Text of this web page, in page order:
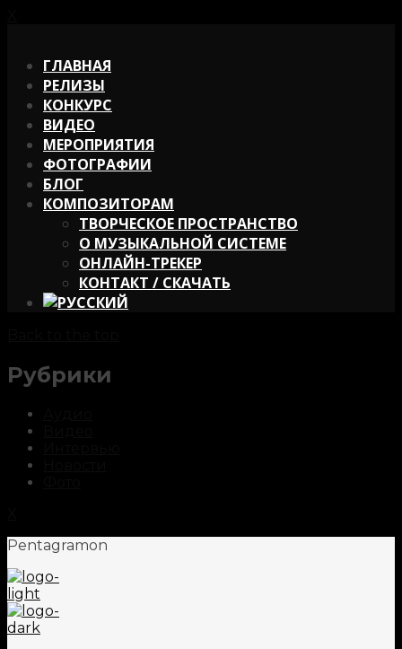
ГЛАВНАЯ
РЕЛИЗЫ
КОНКУРС
ВИДЕО
МЕРОПРИЯТИЯ
ФОТОГРАФИИ
БЛОГ
КОМПОЗИТОРАМ
ТВОРЧЕСКОЕ ПРОСТРАНСТВО
О МУЗЫКАЛЬНОЙ СИСТЕМЕ
ОНЛАЙН-ТРЕКЕР
КОНТАКТ / СКАЧАТЬ
Рубрики
Pentagramon